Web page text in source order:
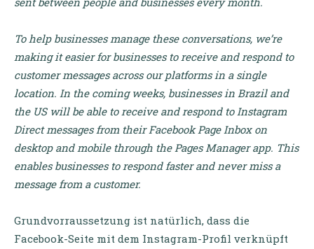
To help businesses manage these conversations, we’re
making it easier for businesses to receive and respond to
customer messages across our platforms in a single
location. In the coming weeks, businesses in Brazil and
the US will be able to receive and respond to Instagram
Direct messages from their Facebook Page Inbox on
desktop and mobile through the Pages Manager app. This
enables businesses to respond faster and never miss a
message from a customer.
Grundvorraussetzung ist natürlich, dass die
Facebook-Seite mit dem Instagram-Profil verknüpft